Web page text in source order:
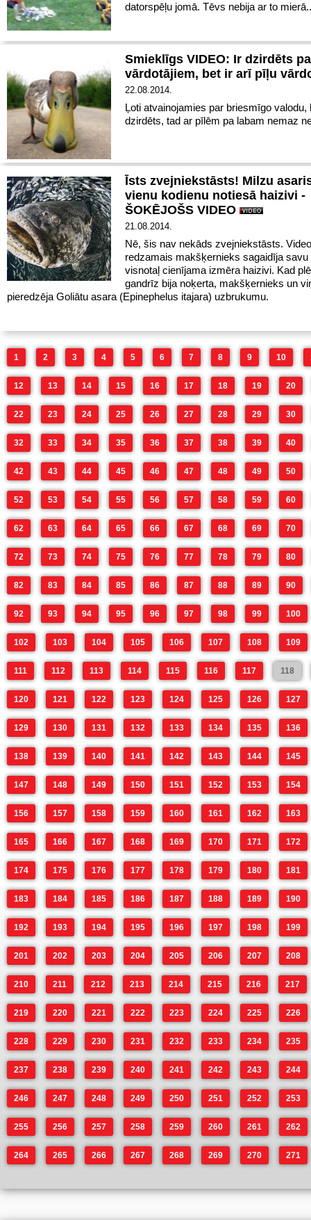
datorspēļu jomā. Tēvs nebija ar to
Smieklīgs VIDEO: Ir dzirdēts
vārdotājiem, bet ir arī pīļu
22.08.2014.
Ļoti atvainojamies par briesmīgo valodu,
dzirdēts, tad ar pīlēm pa labam nemaz
Īsts zvejniekstāsts! Milzu
vienu kodienu notiesā haizivi -
ŠOKĒJOŠS VIDEO
21.08.2014.
Nē, šis nav nekāds zvejniekstāsts. Video
redzamais makšķernieks sagaidīja savu
visnotaļ cienījama izmēra haizivi. Kad
gandrīz bija noķerta, makšķernieks un
pieredzēja Goliātu asara (Epinephelus itajara) uzbrukumu.
1 2 3 4 5 6 7 8 9 10
12 13 14 15 16 17 18 19 20
22 23 24 25 26 27 28 29 30
32 33 34 35 36 37 38 39 40
42 43 44 45 46 47 48 49 50
52 53 54 55 56 57 58 59 60
62 63 64 65 66 67 68 69 70
72 73 74 75 76 77 78 79 80
82 83 84 85 86 87 88 89 90
92 93 94 95 96 97 98 99 100
102 103 104 105 106 107 108 109
111 112 113 114 115 116 117 118
120 121 122 123 124 125 126 127
129 130 131 132 133 134 135 136
138 139 140 141 142 143 144 145
147 148 149 150 151 152 153 154
156 157 158 159 160 161 162 163
165 166 167 168 169 170 171 172
174 175 176 177 178 179 180 181
183 184 185 186 187 188 189 190
192 193 194 195 196 197 198 199
201 202 203 204 205 206 207 208
210 211 212 213 214 215 216 217
219 220 221 222 223 224 225 226
228 229 230 231 232 233 234 235
237 238 239 240 241 242 243 244
246 247 248 249 250 251 252 253
255 256 257 258 259 260 261 262
264 265 266 267 268 269 270 271